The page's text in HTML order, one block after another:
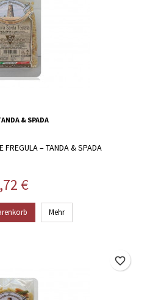
& SPADA
FREGULA – TANDA & SPADA
€
Mehr
favorite_border